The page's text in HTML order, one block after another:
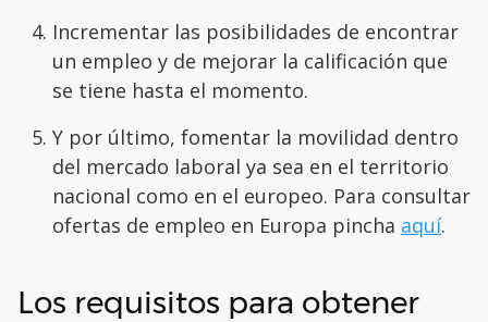
Incrementar las posibilidades de encontrar
un empleo y de mejorar la calificación que
se tiene hasta el momento.
Y por último, fomentar la movilidad dentro
del mercado laboral ya sea en el territorio
nacional como en el europeo. Para consultar
ofertas de empleo en Europa pincha aquí.
Los requisitos para obtener